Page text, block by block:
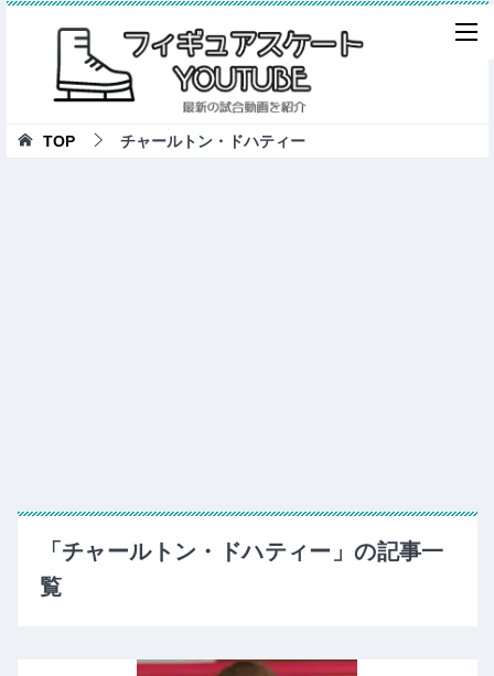
TOP チャールトン・ドハティー
「チャールトン・ドハティー」の記事一
覧